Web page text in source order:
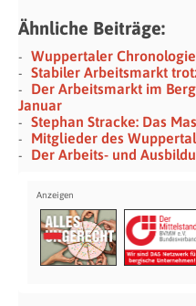
Ähnliche Beiträge:
Wuppertaler
Stabiler Arbeitsmarkt
Der Arbeitsmarkt im
Januar
Stephan Stracke: Das
Mitglieder des
Der Arbeits- und